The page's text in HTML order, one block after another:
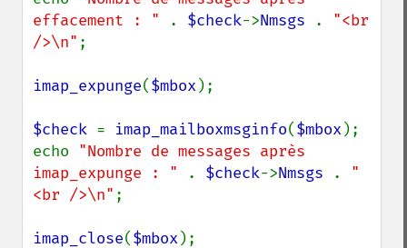
effacement : "
. $check->Nmsgs . "<br
/>\n" ;
imap_expunge($mbox );
$check = imap_mailboxmsginfo($mbox );
echo "Nombre de messages après
imap_expunge : "
. $check->Nmsgs . "
<br />\n" ;
imap_close($mbox